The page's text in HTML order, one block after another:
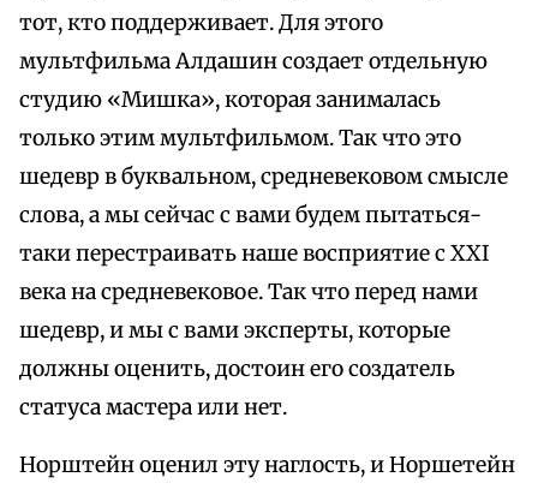
тот, кто поддерживает. Для этого
мультфильма Алдашин создает отдельную
студию «Мишка», которая занималась
только этим мультфильмом. Так что это
шедевр в буквальном, средневековом смысле
слова, а мы сейчас с вами будем пытаться-
таки перестраивать наше восприятие с XXI
века на средневековое. Так что перед нами
шедевр, и мы с вами эксперты, которые
должны оценить, достоин его создатель
статуса мастера или нет.
Норштейн оценил эту наглость, и Норшетейн